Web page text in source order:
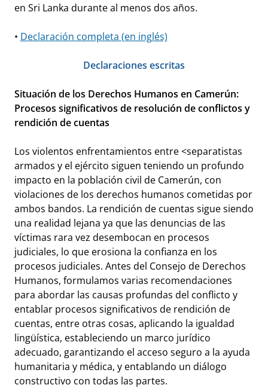
en Sri Lanka durante al menos dos años.
• Declaración completa (en inglés)
Declaraciones escritas
Situación de los Derechos Humanos en Camerún:
Procesos significativos de resolución de conflictos y
rendición de cuentas
Los violentos enfrentamientos entre <separatistas
armados y el ejército siguen teniendo un profundo
impacto en la población civil de Camerún, con
violaciones de los derechos humanos cometidas por
ambos bandos. La rendición de cuentas sigue siendo
una realidad lejana ya que las denuncias de las
víctimas rara vez desembocan en procesos
judiciales, lo que erosiona la confianza en los
procesos judiciales. Antes del Consejo de Derechos
Humanos, formulamos varias recomendaciones
para abordar las causas profundas del conflicto y
entablar procesos significativos de rendición de
cuentas, entre otras cosas, aplicando la igualdad
lingüística, estableciendo un marco jurídico
adecuado, garantizando el acceso seguro a la ayuda
humanitaria y médica, y entablando un diálogo
constructivo con todas las partes.